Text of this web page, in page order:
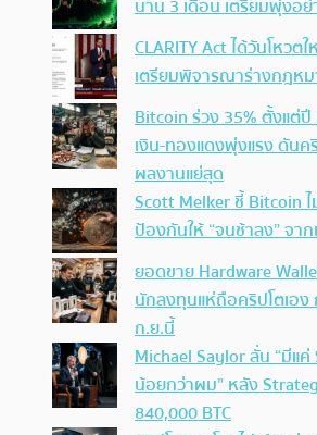
นาน 3 เดือน เตรียมพุ่งอย่
CLARITY Act ได้วันโหว
เตรียมพิจารณาร่างกฎห
Bitcoin ร่วง 35% ตั้งแต่
เงิน-ทองแดงพุ่งแรง ดัน
ผลงานแย่สุด
Scott Melker ชี้ Bitcoin ไ
ป้องกันให้ “จนช้าลง” จา
ยอดขาย Hardware
นักลงทุนแห่ถือคริปโตเอง
ก.ย.นี้
Michael Saylor ลั่น “มีแ
น้อยกว่าผม” หลัง
840,000 BTC